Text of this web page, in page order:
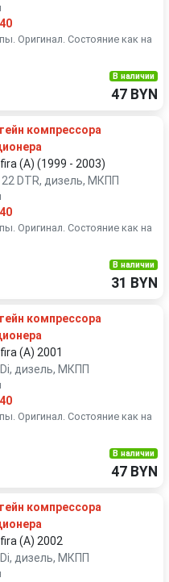
Оригинал. Состояние как на
В наличии
47 BYN
компрессора
(A) (1999 - 2003)
22 DTR, дизель, МКПП
Оригинал. Состояние как на
В наличии
31 BYN
компрессора
(A) 2001
дизель, МКПП
Оригинал. Состояние как на
В наличии
47 BYN
компрессора
(A) 2002
дизель, МКПП